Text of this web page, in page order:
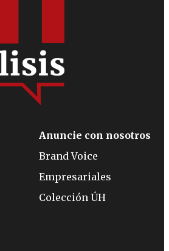
Anuncie con nosotros
Brand Voice
Empresariales
Colección ÚH